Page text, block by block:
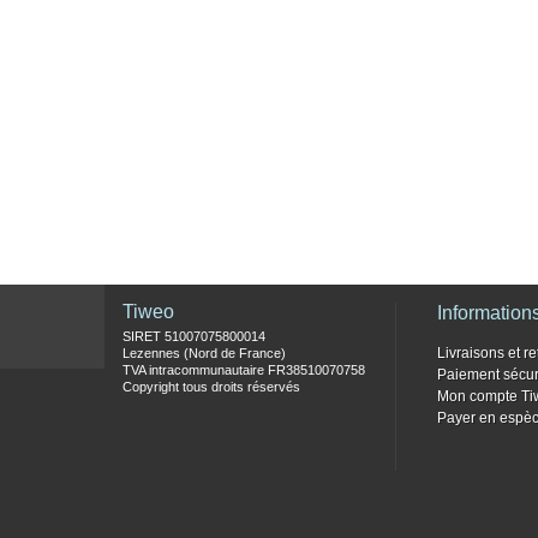
Tiweo
SIRET 51007075800014
Lezennes (Nord de France)
TVA intracommunautaire FR38510070758
Copyright tous droits réservés
Livraisons et
Paiement
Mon compte
Payer en